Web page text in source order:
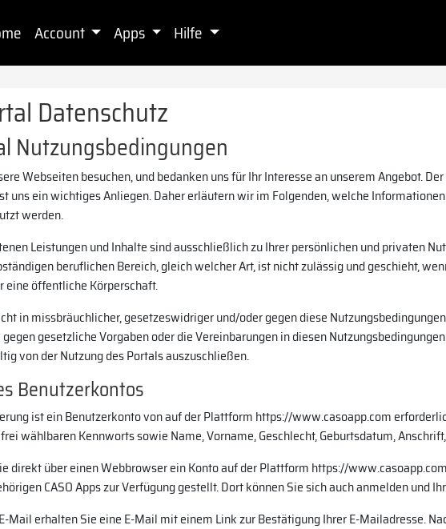
Account Apps Hilfe
Datenschutz
Nutzungsbedingungen
Webseiten besuchen, und bedanken uns für Ihr Interesse an unserem Angebot.
uns ein wichtiges Anliegen. Daher erläutern wir im Folgenden, welche
werden.
Leistungen und Inhalte sind ausschließlich zu Ihrer persönlichen und privaten
beruflichen Bereich, gleich welcher Art, ist nicht zulässig und geschieht,
eine öffentliche Körperschaft.
in missbräuchlicher, gesetzeswidriger und/oder gegen diese
gesetzliche Vorgaben oder die Vereinbarungen in diesen
von der Nutzung des Portals auszuschließen.
Benutzerkontos
ist ein Benutzerkonto von auf der Plattform https://www.casoapp.com
wählbaren Kennworts sowie Name, Vorname, Geschlecht, Geburtsdatum,
direkt über einen Webbrowser ein Konto auf der Plattform https://
CASO Apps zur Verfügung gestellt. Dort können Sie sich auch anmelden und
Mail erhalten Sie eine E-Mail mit einem Link zur Bestätigung Ihrer E-Mailadresse.